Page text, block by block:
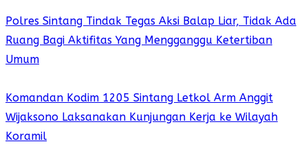
Polres Sintang Tindak Tegas Aksi Balap Liar, Tidak Ada
Ruang Bagi Aktifitas Yang Mengganggu Ketertiban
Umum
Komandan Kodim 1205 Sintang Letkol Arm Anggit
Wijaksono Laksanakan Kunjungan Kerja ke Wilayah
Koramil